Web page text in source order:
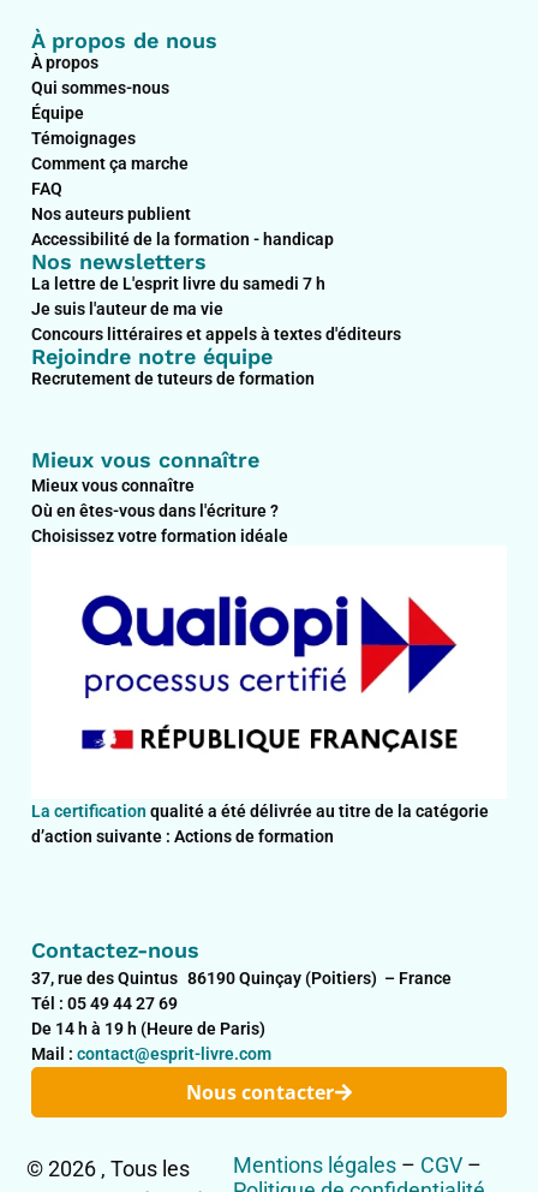
À propos de nous
À propos
Qui sommes-nous
Équipe
Témoignages
Comment ça marche
FAQ
Nos auteurs publient
Accessibilité de la formation - handicap
Nos newsletters
La lettre de L'esprit livre du samedi 7 h
Je suis l'auteur de ma vie
Concours littéraires et appels à textes d'éditeurs
Rejoindre notre équipe
Recrutement de tuteurs de formation
Mieux vous connaître
Mieux vous connaître
Où en êtes-vous dans l'écriture ?
Choisissez votre formation idéale
La certificationqualité a été délivrée au titre de la catégorie
d’action suivante : Actions de formation
Contactez-nous
37, rue des Quintus 86190 Quinçay (Poitiers) – France
Tél : 05 49 44 27 69
De 14 h à 19 h (Heure de Paris)
Mail :contact@esprit-livre.com
Nous contacter
© 2026 , Tous les
Mentions légales – CGV –